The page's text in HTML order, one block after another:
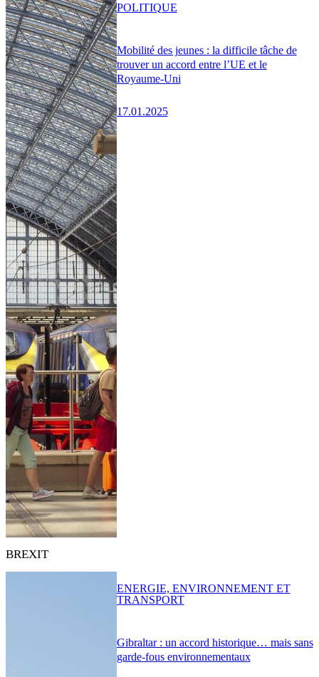
Mobilité des jeunes : la difficile tâche de
trouver un accord entre l’UE et le
Royaume-Uni
17.01.2025
POLITIQUE
BREXIT
Gibraltar : un accord historique… mais sans
garde-fous environnementaux
ENERGIE, ENVIRONNEMENT ET
TRANSPORT